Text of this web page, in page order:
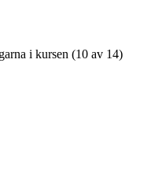
i kursen (10 av 14)